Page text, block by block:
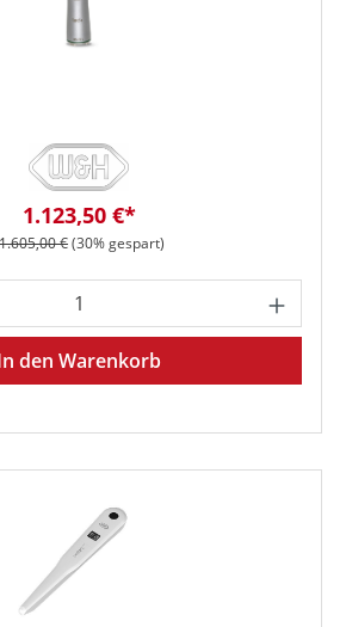
Verkaufspreis:
1.123,50 €*
Regulärer Preis:
1.605,00 €(30% gespart)
Gib den
den Warenkorb